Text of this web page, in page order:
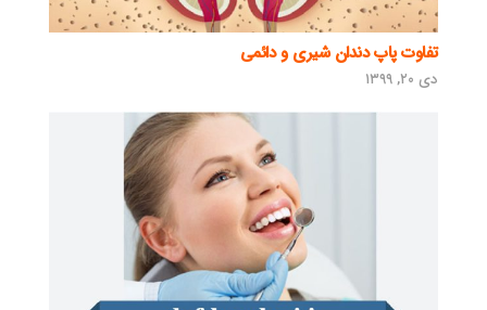
تفاوت پاپ دندان شیری و دائمی
دی ۲۰, ۱۳۹۹